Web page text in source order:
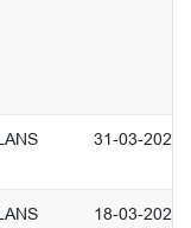
31-03-2026
18-03-2026